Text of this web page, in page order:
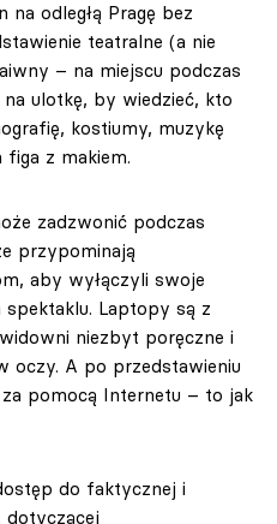
na odległą Pragę bez
teatralne (a nie
– na miejscu podczas
ulotkę, by wiedzieć, kto
kostiumy, muzykę
z makiem.
zadzwonić podczas
przypominają
aby wyłączyli swoje
Laptopy są z
niezbyt poręczne i
oczy. A po przedstawieniu
pomocą Internetu – to jak
do faktycznej i
dotyczącej